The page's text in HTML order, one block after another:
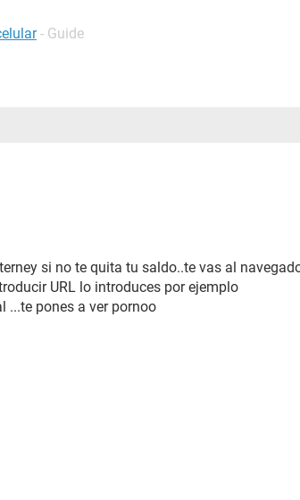
- Guide
si no te quita tu saldo..te vas al
URL lo introduces por ejemplo
...te pones a ver pornoo